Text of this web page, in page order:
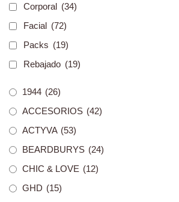
Corporal (34)
Facial (72)
Packs (19)
Rebajado (19)
1944 (26)
ACCESORIOS (42)
ACTYVA (53)
BEARDBURYS (24)
CHIC & LOVE (12)
GHD (15)